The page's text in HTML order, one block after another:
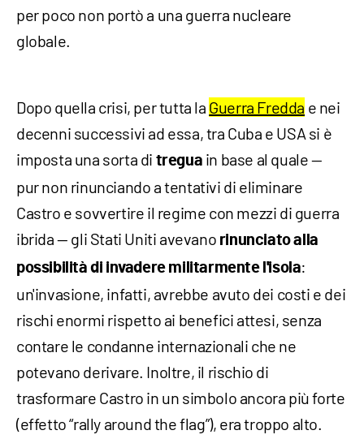
per poco non portò a una guerra nucleare
globale.
Dopo quella crisi, per tutta la Guerra Fredda e nei
decenni successivi ad essa, tra Cuba e USA si è
imposta una sorta di tregua in base al quale —
pur non rinunciando a tentativi di eliminare
Castro e sovvertire il regime con mezzi di guerra
ibrida — gli Stati Uniti avevano rinunciato alla
possibilità di invadere militarmente l'isola:
un'invasione, infatti, avrebbe avuto dei costi e dei
rischi enormi rispetto ai benefici attesi, senza
contare le condanne internazionali che ne
potevano derivare. Inoltre, il rischio di
trasformare Castro in un simbolo ancora più forte
(effetto “rally around the flag”), era troppo alto.